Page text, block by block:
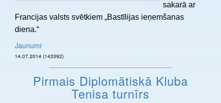
sakarā ar
Francijas valsts svētkiem „Bastīlijas ieņemšanas
diena.“
Jaunumi
14.07.2014 (143392)
Pirmais Diplomātiskā Kluba
Tenisa turnīrs